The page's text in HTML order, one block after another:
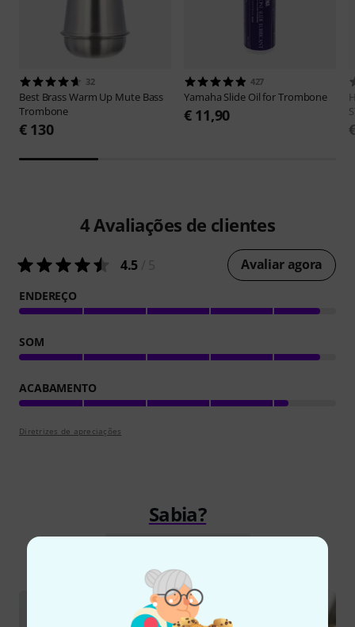
32
Best BrassWarm Up Mute Bass
Trombone
€ 130
427
Yamaha Slide Oil for Trombone
€ 11,90
4Avaliações de clientes
4.5 Avaliar agora
ENDEREÇO
SOM
ACABAMENTO
Diretrizes de apreciações
Sabia?